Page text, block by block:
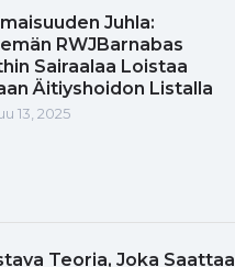
Juhla:
RWJBarnabas
Sairaalaa Loistaa
Äitiyshoidon Listalla
13, 2025
Teoria, Joka Saattaa